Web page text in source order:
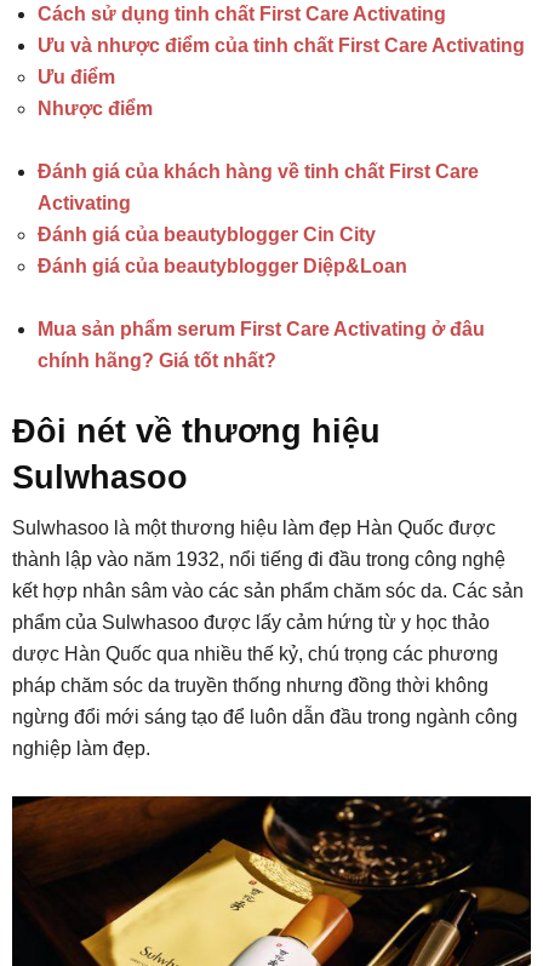
Cách sử dụng tinh chất First Care Activating
Ưu và nhược điểm của tinh chất First Care Activating
Ưu điểm
Nhược điểm
Đánh giá của khách hàng về tinh chất First Care
Activating
Đánh giá của beautyblogger Cin City
Đánh giá của beautyblogger Diệp&Loan
Mua sản phẩm serum First Care Activating ở đâu
chính hãng? Giá tốt nhất?
Đôi nét về thương hiệu
Sulwhasoo
Sulwhasoo là một thương hiệu làm đẹp Hàn Quốc được
thành lập vào năm 1932, nổi tiếng đi đầu trong công nghệ
kết hợp nhân sâm vào các sản phẩm chăm sóc da. Các sản
phẩm của Sulwhasoo được lấy cảm hứng từ y học thảo
dược Hàn Quốc qua nhiều thế kỷ, chú trọng các phương
pháp chăm sóc da truyền thống nhưng đồng thời không
ngừng đổi mới sáng tạo để luôn dẫn đầu trong ngành công
nghiệp làm đẹp.